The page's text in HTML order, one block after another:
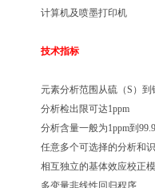
计算机及喷墨打印机
技术指标
元素分析范围从硫（S）到
分析检出限可达1ppm
分析含量一般为1ppm到
任意多个可选择的分析和
相互独立的基体效应校正
多变量非线性回归程序